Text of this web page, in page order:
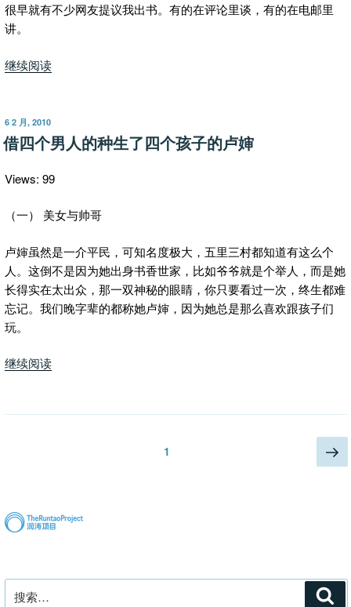
很早就有不少网友提议我出书。有的在评论里谈，有的在电邮里
讲。
继续阅读“润
集
一
即
出
版，
征
求
意
发
布
于
6 2 月, 2010
借四个男人的种生了四个孩子的卢婶
Views: 99
（一） 美女与帅哥
卢婶虽然是一介平民，可知名度极大，五里三村都知道有这么个
人。这倒不是因为她出身书香世家，比如爷爷就是个举人，而是她
长得实在太出众，那一双神秘的眼睛，你只要看过一次，终生都难
忘记。我们晚字辈的都称她卢婶，因为她总是那么喜欢跟孩子们
玩。
继续阅读“借
男
了
四
页
1 下
一